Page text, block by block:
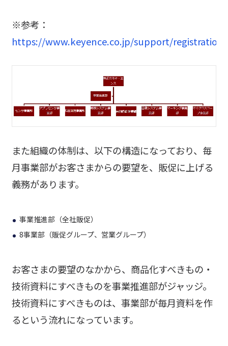
※参考：
https://www.keyence.co.jp/support/registration/
また組織の体制は、以下の構造になっており、毎
月事業部がお客さまからの要望を、販促に上げる
義務があります。
事業推進部（全社販促）
8事業部（販促グループ、営業グループ）
お客さまの要望のなかから、商品化すべきもの・
技術資料にすべきものを事業推進部がジャッジ。
技術資料にすべきものは、事業部が毎月資料を作
るという流れになっています。